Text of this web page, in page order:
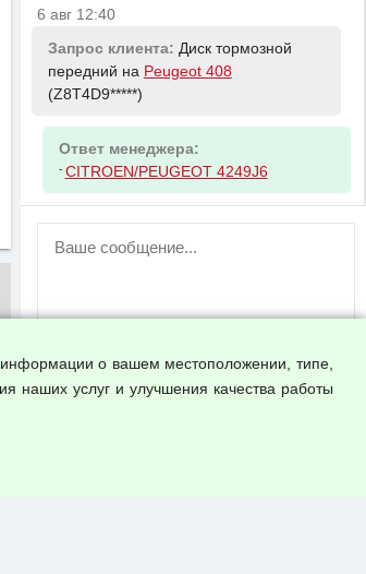
о вашем местоположении, типе,
наших услуг и улучшения качества работы
6 авг 12:40
Запрос клиента: Диск тормозной
передний на Peugeot 408
(Z8T4D9*****)
Ответ менеджера:
- CITROEN/PEUGEOT 4249J6
ВНИМАНИЕ!
пользователей временно отключена!
аккаунт.